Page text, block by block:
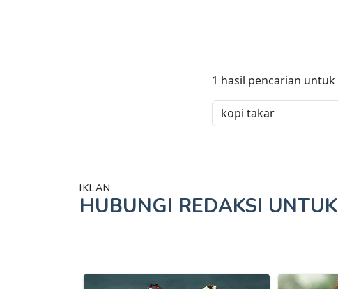
1 hasil pencarian untuk
IKLAN
HUBUNGI REDAKSI UNTUK